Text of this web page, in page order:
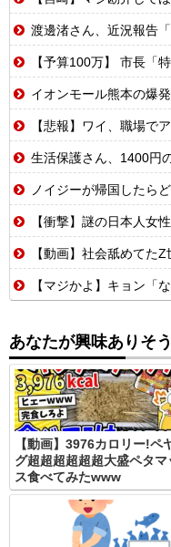
渡邊渚さん、近況報告
【予算100万】 市長「特定外来生物クビアカは気持
イオンモール熊本の爆発、ガス管に残っていたLP
【悲報】ワイ、職場で
生活保護さん、1400円の
ノイジーが帰国したらど
【衝撃】謎の日本人女性
【動画】社会舐めてたZ世代の末路。気に
【マジかよ】キョン「なんか
あなたが興味ありそ
【動画】3976カロリー!ペ
グ超超超超超超大盛ペタマ
ス食べてみたwww